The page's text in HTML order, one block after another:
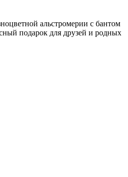
альстромерии с бантом
подарок для друзей и родных